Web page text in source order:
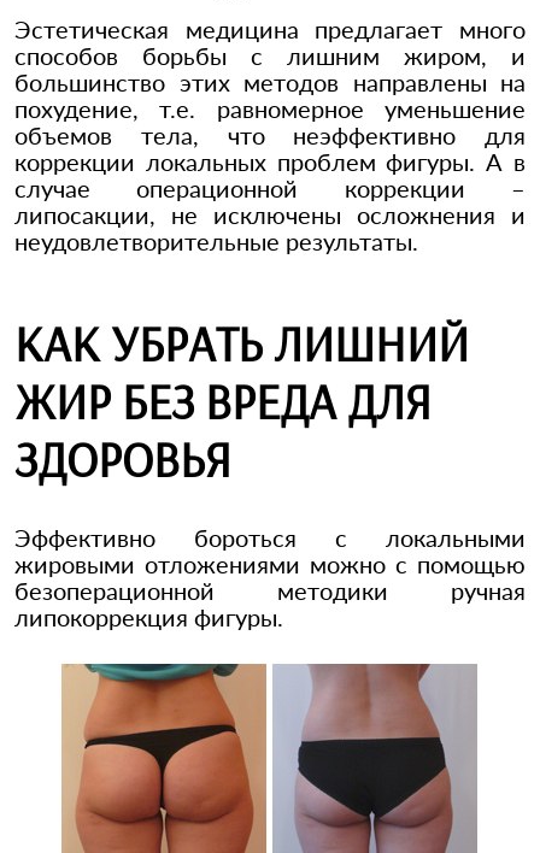
Эстетическая медицина предлагает много
способов борьбы с лишним жиром, и
большинство этих методов направлены на
похудение, т.е. равномерное уменьшение
объемов тела, что неэффективно для
коррекции локальных проблем фигуры. А в
случае операционной коррекции –
липосакции, не исключены осложнения и
неудовлетворительные результаты.
КАК УБРАТЬ ЛИШНИЙ
ЖИР БЕЗ ВРЕДА ДЛЯ
ЗДОРОВЬЯ
Эффективно бороться с локальными
жировыми отложениями можно с помощью
безоперационной методики ручная
липокоррекция фигуры.